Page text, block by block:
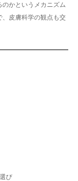
かというメカニズム
皮膚科学の観点も交
び